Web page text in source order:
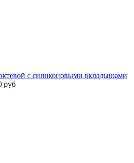
с силиконовыми вкладышами
руб